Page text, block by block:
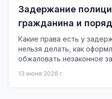
Задержание
гражданина и
Какие права есть у
нельзя делать, как
обжаловать незаконное
13 июня 2026 г.